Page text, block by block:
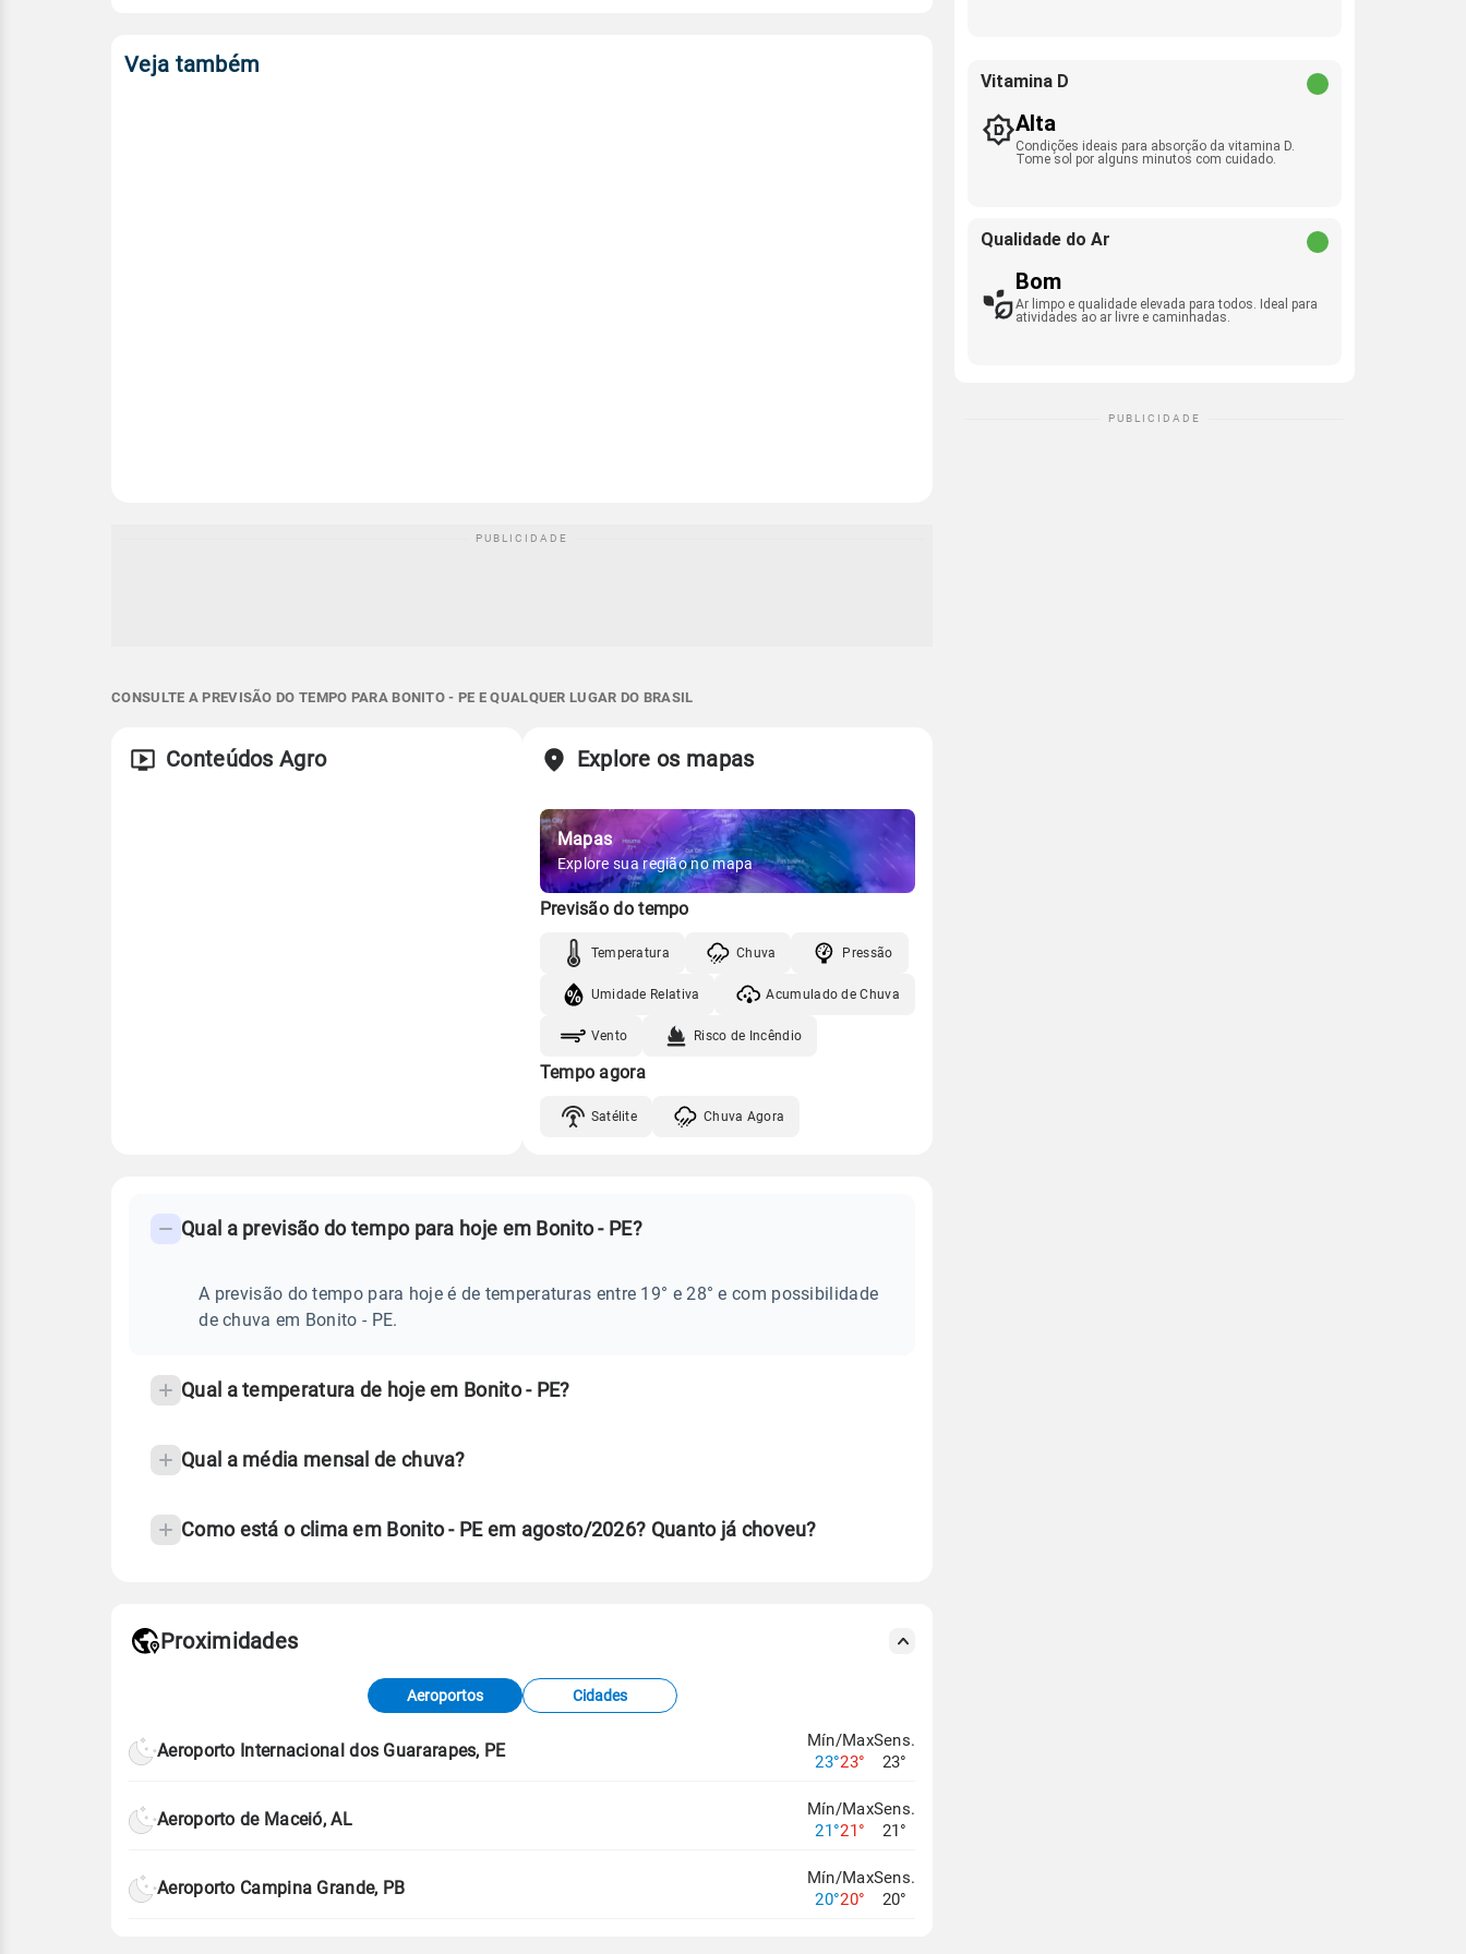
Veja também
CONSULTE A PREVISÃO DO TEMPO PARA BONITO - PE E QUALQUER LUGAR DO BRASIL
Conteúdos Agro Explore os mapas
Mapas
Explore sua região no mapa
Previsão do tempo
Temperatura Chuva Pressão
Umidade Relativa Acumulado de Chuva
Vento Risco de Incêndio
Tempo agora
Satélite Chuva Agora
PREVISÃO
frequentes
temperatura
Qual a previsão do tempo para hoje em Bonito - PE?
A previsão do tempo para hoje é de temperaturas entre 19° e 28° e com possibilidade
de chuva em Bonito - PE.
Qual a temperatura de hoje em Bonito - PE?
Qual a média mensal de chuva?
Como está o clima em Bonito - PE em agosto/2026? Quanto já choveu?
de Tempo e Estudos Climáticos (CPTEC).
Proximidades
Aeroportos Cidades
Aeroporto Internacional dos Guararapes, PE
Mín/Max
23°23°
Sens.
23°
Aeroporto de Maceió, AL
Mín/Max
21°21°
Sens.
21°
Aeroporto Campina Grande, PB
Mín/Max
20°20°
Sens.
20°
Vitamina D
Alta
Condições ideais para absorção da vitamina D.
Tome sol por alguns minutos com cuidado.
Qualidade do Ar
Bom
Ar limpo e qualidade elevada para todos. Ideal para
atividades ao ar livre e caminhadas.